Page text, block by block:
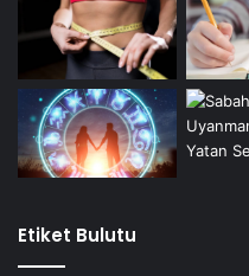
Etiket Bulutu